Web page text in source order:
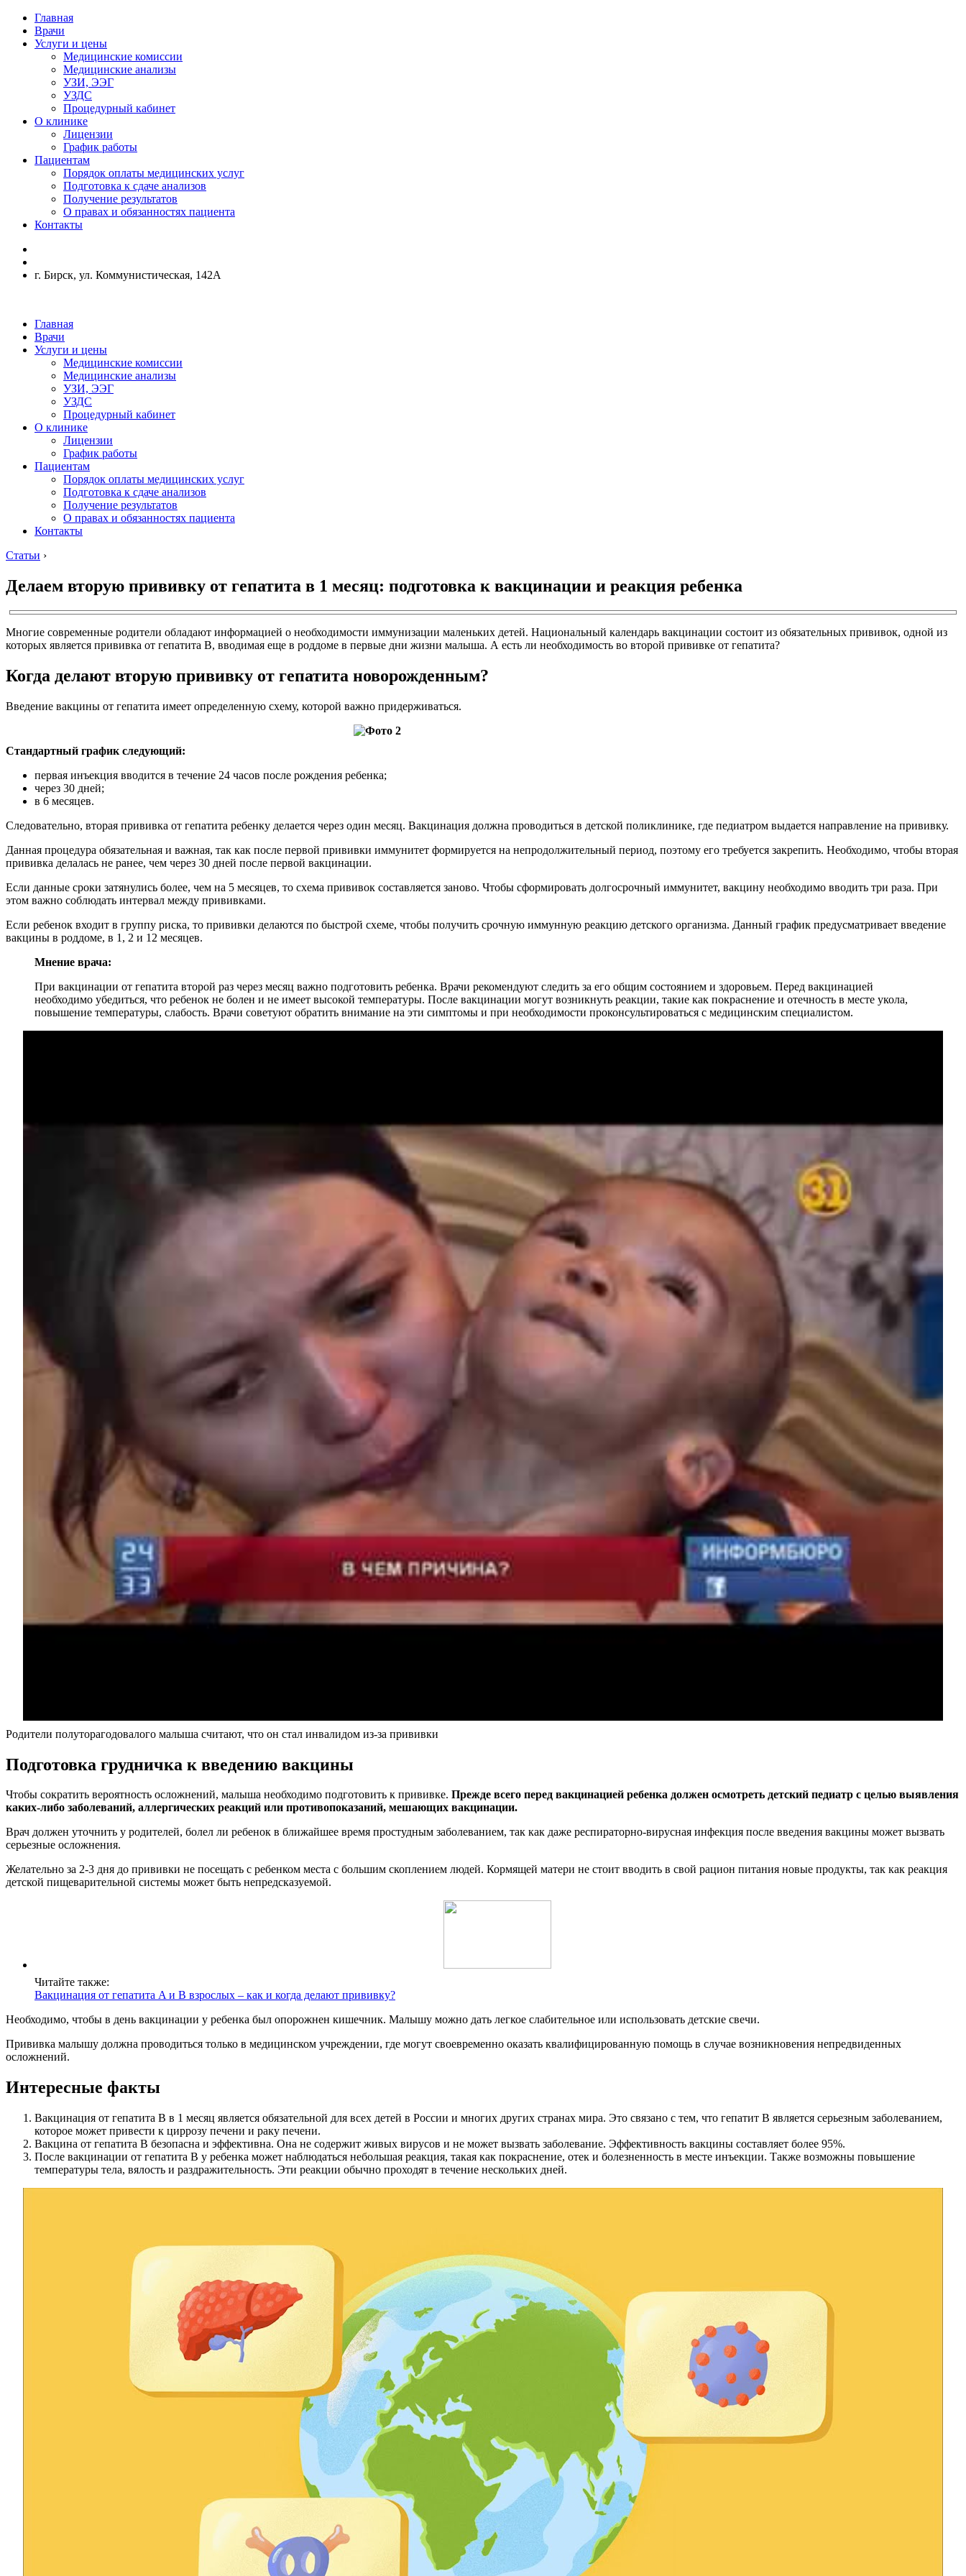
Главная
Врачи
Услуги и цены
Медицинские комиссии
Медицинские анализы
УЗИ, ЭЭГ
УЗДС
Процедурный кабинет
О клинике
Лицензии
График работы
Пациентам
Порядок оплаты медицинских услуг
Подготовка к сдаче анализов
Получение результатов
О правах и обязанностях пациента
Контакты
г. Бирск, ул. Коммунистическая, 142А
Главная
Врачи
Услуги и цены
Медицинские комиссии
Медицинские анализы
УЗИ, ЭЭГ
УЗДС
Процедурный кабинет
О клинике
Лицензии
График работы
Пациентам
Порядок оплаты медицинских услуг
Подготовка к сдаче анализов
Получение результатов
О правах и обязанностях пациента
Контакты
Статьи ›
Делаем вторую прививку от гепатита в 1 месяц: подготовка к вакцинации и реакция ребенка
Многие современные родители обладают информацией о необходимости иммунизации маленьких детей. Национальный календарь вакцинации состоит из обязательных прививок, одной из
которых является прививка от гепатита В, вводимая еще в роддоме в первые дни жизни малыша. А есть ли необходимость во второй прививке от гепатита?
Когда делают вторую прививку от гепатита новорожденным?
Введение вакцины от гепатита имеет определенную схему, которой важно придерживаться.
Стандартный график следующий:
первая инъекция вводится в течение 24 часов после рождения ребенка;
через 30 дней;
в 6 месяцев.
Следовательно, вторая прививка от гепатита ребенку делается через один месяц. Вакцинация должна проводиться в детской поликлинике, где педиатром выдается направление на прививку.
Данная процедура обязательная и важная, так как после первой прививки иммунитет формируется на непродолжительный период, поэтому его требуется закрепить. Необходимо, чтобы вторая
прививка делалась не ранее, чем через 30 дней после первой вакцинации.
Если данные сроки затянулись более, чем на 5 месяцев, то схема прививок составляется заново. Чтобы сформировать долгосрочный иммунитет, вакцину необходимо вводить три раза. При
этом важно соблюдать интервал между прививками.
Если ребенок входит в группу риска, то прививки делаются по быстрой схеме, чтобы получить срочную иммунную реакцию детского организма. Данный график предусматривает введение
вакцины в роддоме, в 1, 2 и 12 месяцев.
Мнение врача:
При вакцинации от гепатита второй раз через месяц важно подготовить ребенка. Врачи рекомендуют следить за его общим состоянием и здоровьем. Перед вакцинацией
необходимо убедиться, что ребенок не болен и не имеет высокой температуры. После вакцинации могут возникнуть реакции, такие как покраснение и отечность в месте укола,
повышение температуры, слабость. Врачи советуют обратить внимание на эти симптомы и при необходимости проконсультироваться с медицинским специалистом.
Родители полуторагодовалого малыша считают, что он стал инвалидом из-за прививки
Подготовка грудничка к введению вакцины
Чтобы сократить вероятность осложнений, малыша необходимо подготовить к прививке. Прежде всего перед вакцинацией ребенка должен осмотреть детский педиатр с целью выявления
каких-либо заболеваний, аллергических реакций или противопоказаний, мешающих вакцинации.
Врач должен уточнить у родителей, болел ли ребенок в ближайшее время простудным заболеванием, так как даже респираторно-вирусная инфекция после введения вакцины может вызвать
серьезные осложнения.
Желательно за 2-3 дня до прививки не посещать с ребенком места с большим скоплением людей. Кормящей матери не стоит вводить в свой рацион питания новые продукты, так как реакция
детской пищеварительной системы может быть непредсказуемой.
Читайте также:
Вакцинация от гепатита A и B взрослых – как и когда делают прививку?
Необходимо, чтобы в день вакцинации у ребенка был опорожнен кишечник. Малышу можно дать легкое слабительное или использовать детские свечи.
Прививка малышу должна проводиться только в медицинском учреждении, где могут своевременно оказать квалифицированную помощь в случае возникновения непредвиденных
осложнений.
Интересные факты
Вакцинация от гепатита В в 1 месяц является обязательной для всех детей в России и многих других странах мира. Это связано с тем, что гепатит В является серьезным заболеванием,
которое может привести к циррозу печени и раку печени.
Вакцина от гепатита В безопасна и эффективна. Она не содержит живых вирусов и не может вызвать заболевание. Эффективность вакцины составляет более 95%.
После вакцинации от гепатита В у ребенка может наблюдаться небольшая реакция, такая как покраснение, отек и болезненность в месте инъекции. Также возможны повышение
температуры тела, вялость и раздражительность. Эти реакции обычно проходят в течение нескольких дней.